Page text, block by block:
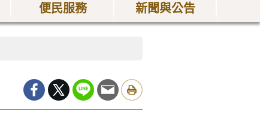
便民服務 新聞與公告